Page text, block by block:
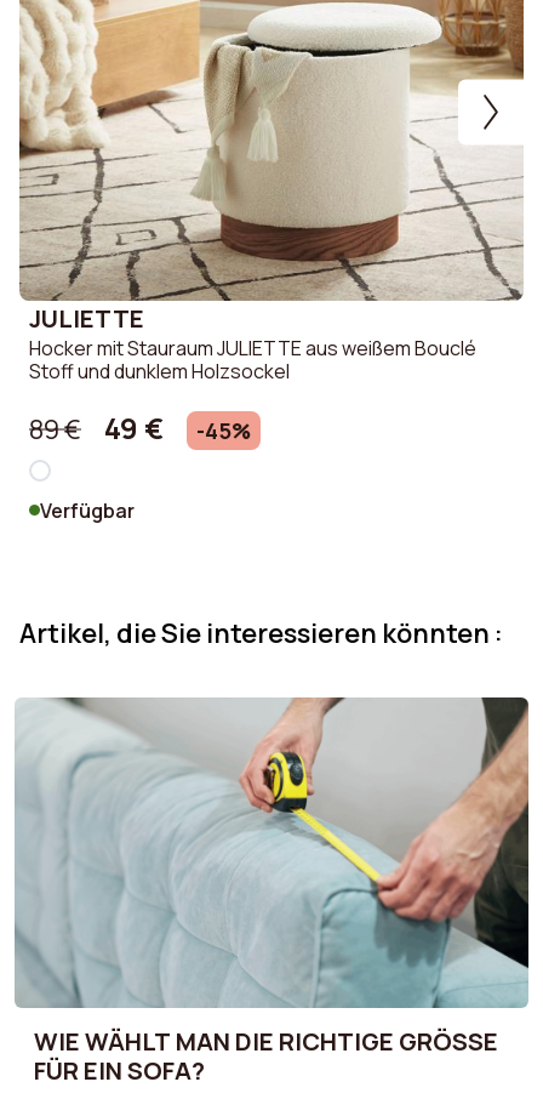
JULIETTE
Hocker mit Stauraum JULIETTE aus weißem Bouclé
Stoff und dunklem Holzsockel
89 € 49 € -45%
Verfügbar
Artikel, die Sie interessieren könnten :
WIE WÄHLT MAN DIE RICHTIGE GRÖSSE F
ÜR EIN SOFA?